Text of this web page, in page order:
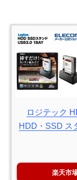
ロジテック
HDD・SSD ス
楽天市